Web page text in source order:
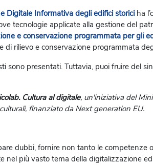
Digitale Informativa degli edifici storici ha
tecnologie applicate alla gestione del
e conservazione programmata per gli
di rilievo e conservazione programmata
sono presentati. Tuttavia, puoi fruire del
Cultura al digitale, un'iniziativa del
finanziato da Next generation EU.
dubbi, fornire non tanto le competenze
nel più vasto tema della digitalizzazione